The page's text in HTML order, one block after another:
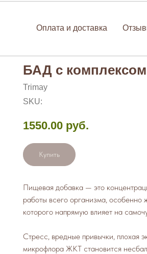
Оплата и доставка
БАД с
Trimay
SKU:
1550.00 руб.
Купить
Пищевая добавка — это
работы всего организма, особенно
которого напрямую влияет на
Стресс, вредные привычки, плохая
микрофлора ЖКТ становится